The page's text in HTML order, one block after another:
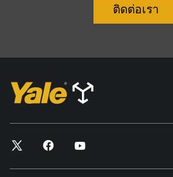
ติดต่อเรา